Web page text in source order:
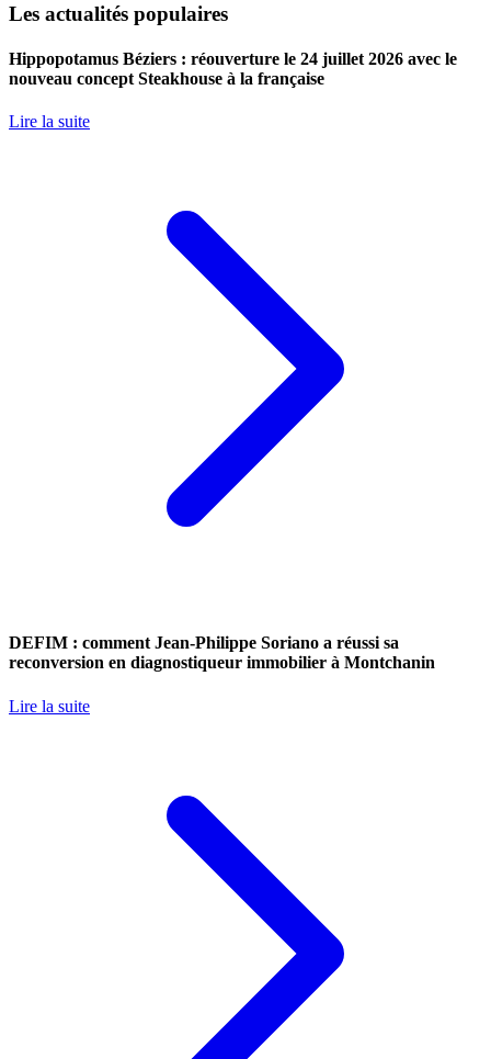
Les actualités populaires
Hippopotamus Béziers : réouverture le 24 juillet 2026 avec le
nouveau concept Steakhouse à la française
Lire la suite
DEFIM : comment Jean-Philippe Soriano a réussi sa
reconversion en diagnostiqueur immobilier à Montchanin
Lire la suite